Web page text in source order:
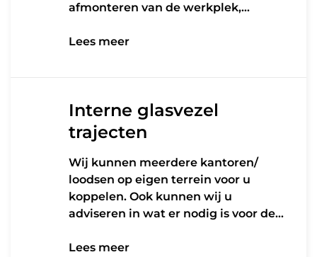
afmonteren van de werkplek,…
Lees meer
Interne glasvezel
trajecten
Wij kunnen meerdere kantoren/
loodsen op eigen terrein voor u
koppelen. Ook kunnen wij u
adviseren in wat er nodig is voor de…
Lees meer